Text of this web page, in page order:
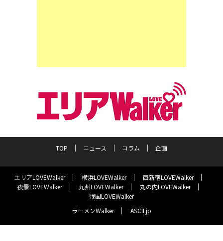
TOP ニュース コラム 企画
エリアLOVEWalker 横浜LOVEWalker
西新宿LOVEWalker
夜景LOVEWalker
九州LOVEWalker
丸の内LOVEWalker
戦国LOVEWalker
ラーメンWalker
ASCII.jp